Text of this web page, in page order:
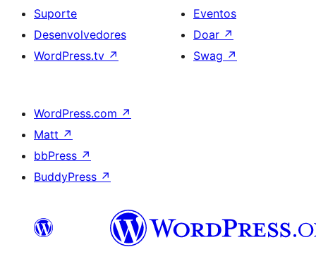
Suporte
Desenvolvedores
WordPress.tv ↗
Eventos
Doar ↗
Swag ↗
WordPress.com ↗
Matt ↗
bbPress ↗
BuddyPress ↗